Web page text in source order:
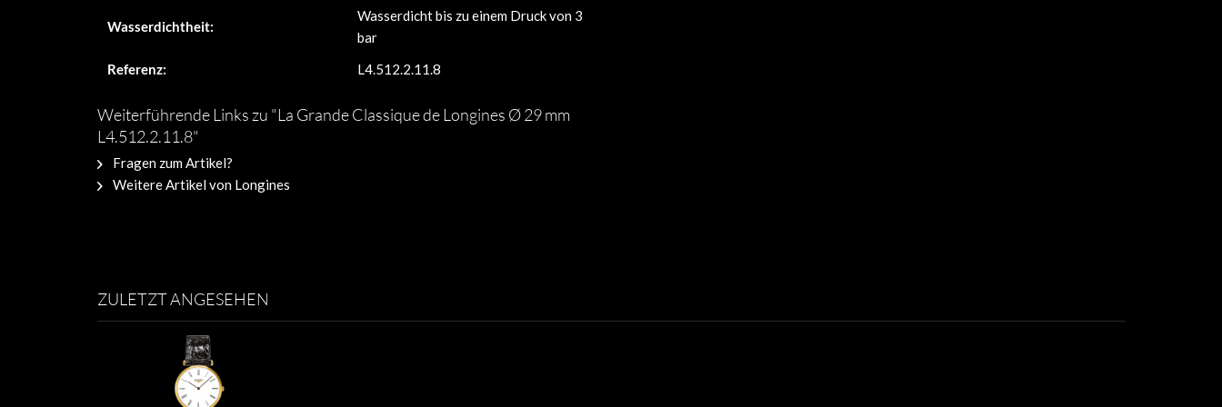
Wasserdichtheit:
Wasserdicht bis zu einem Druck von 3
bar
Referenz:
L4.512.2.11.8
Weiterführende Links zu "La Grande Classique de Longines Ø 29 mm
L4.512.2.11.8"
Fragen zum Artikel?
Weitere Artikel von Longines
ZULETZT ANGESEHEN